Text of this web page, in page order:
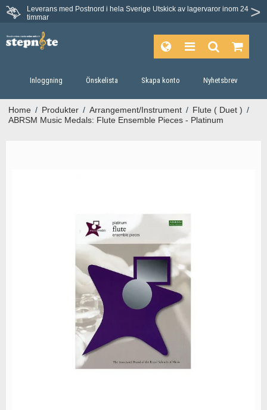
Leverans med Postnord i hela Sverige Utskick av lagervaror inom 24
timmar
Du har 30 dagars ångerrätt.
Inloggning Önskelista Skapa konto Nyhetsbrev
Home / Produkter / Arrangement/Instrument / Flute ( Duet ) /
ABRSM Music Medals: Flute Ensemble Pieces - Platinum